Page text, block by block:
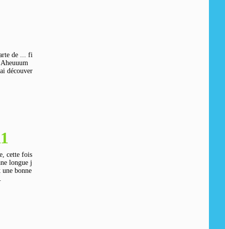
de ... fi
découver
cette fois
longue j
bonne